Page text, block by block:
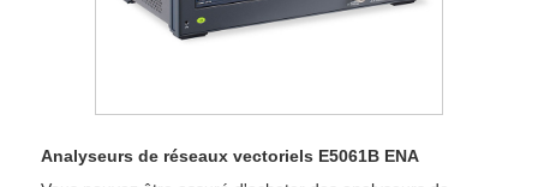
Analyseurs de réseaux vectoriels E5061B ENA